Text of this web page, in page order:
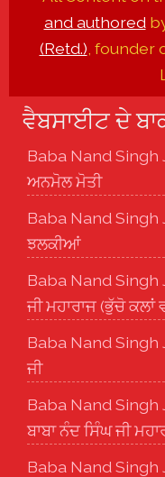
and authored
(Retd.) , founder
ਵੈਬਸਾਈਟ ਦੇ
Baba Nand Singh
ਅਨਮੋਲ ਮੋਤੀ
Baba Nand Singh
ਝਲਕੀਆਂ
Baba Nand Singh
ਜੀ ਮਹਾਰਾਜ (ਭੁੱਚੋ ਕਲਾਂ
Baba Nand Singh
ਜੀ
Baba Nand Singh
ਬਾਬਾ ਨੰਦ ਸਿੰਘ ਜੀ
Baba Nand Singh